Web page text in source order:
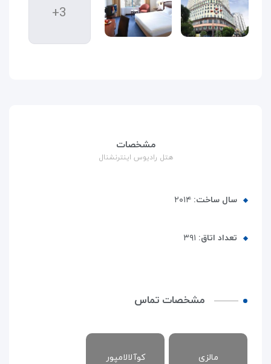
+3
مشخصات
هتل رادیوس اینترنشنال
سال ساخت: ۲۰۱۴
تعداد اتاق: ۳۹۱
مشخصات تماس
مالزی کوآلالامپور